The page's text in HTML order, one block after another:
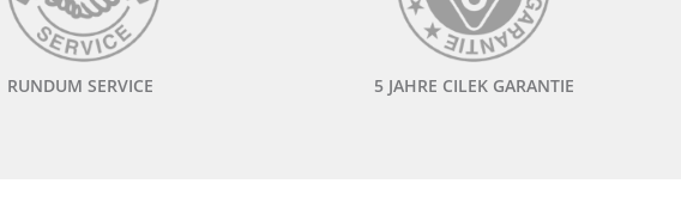
RUNDUM SERVICE 5 JAHRE CILEK GARANTIE